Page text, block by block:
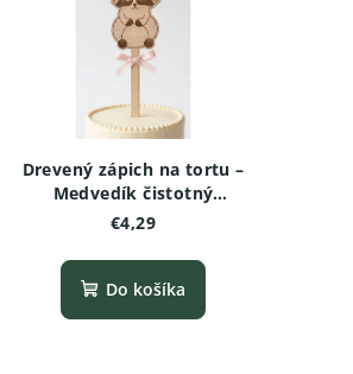
Drevený zápich na tortu –
Medvedík čistotný
(Mýval)
€4,29
Do košíka